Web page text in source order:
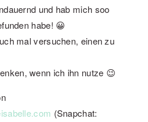
und hab mich soo
habe! 😀
mal versuchen, einen zu
wenn ich ihn nutze 😉
(Snapchat: